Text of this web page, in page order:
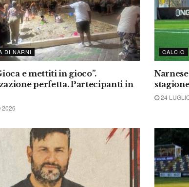
DI NARNI
e mettiti in gioco”.
perfetta. Partecipanti in
2026
CALCIO
24